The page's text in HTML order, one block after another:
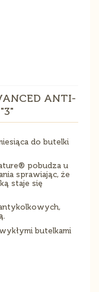
ANTI-
do butelki
pobudza u
sprawiając, że
staje się
butelkami